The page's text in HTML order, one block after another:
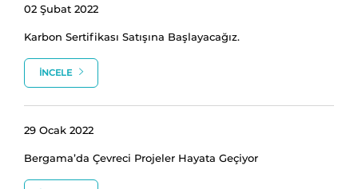
02 Şubat 2022
Karbon Sertifikası Satışına Başlayacağız.
İNCELE
29 Ocak 2022
Bergama’da Çevreci Projeler Hayata Geçiyor